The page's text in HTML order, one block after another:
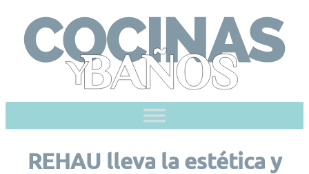
content
REHAU lleva la estética y